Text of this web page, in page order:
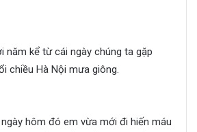
năm kể từ cái ngày chúng ta gặp
chiều Hà Nội mưa giông.
hôm đó em vừa mới đi hiến máu